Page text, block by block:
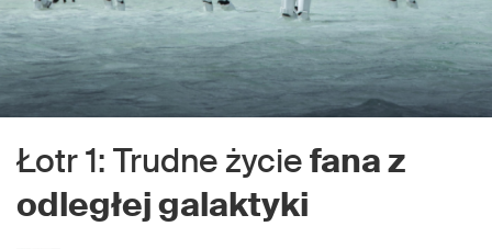
Łotr 1: Trudne życiefana z
odległej galaktyki